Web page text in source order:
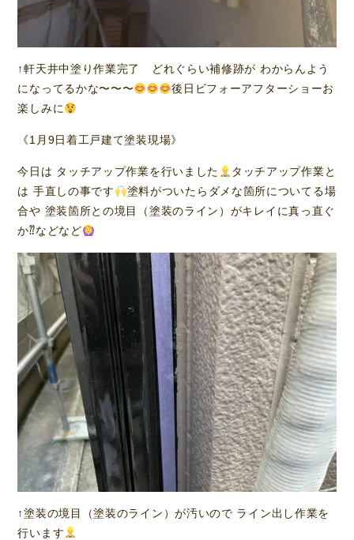
↑軒天井中塗り作業完了 どれぐらい補修跡が わからんよう
になってるかな〜〜〜
後日ビフォーアフターショーお
楽しみに
《1月9日着工戸建て塗装現場》
今日は タッチアップ作業を行いました
タッチアップ作業と
は 手直しの事です
塗料がついたらダメな箇所についてる場
合や 塗装箇所との境目（塗装のライン）がキレイに真っ直ぐ
か⁇などなど
↑塗装の境目（塗装のライン）が汚いので ライン出し作業を
行います